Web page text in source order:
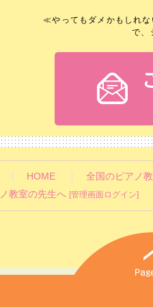
≪やってもダメかもしれ
で、
HOME 全国のピアノ
教室の先生へ [管理画面ログイン]